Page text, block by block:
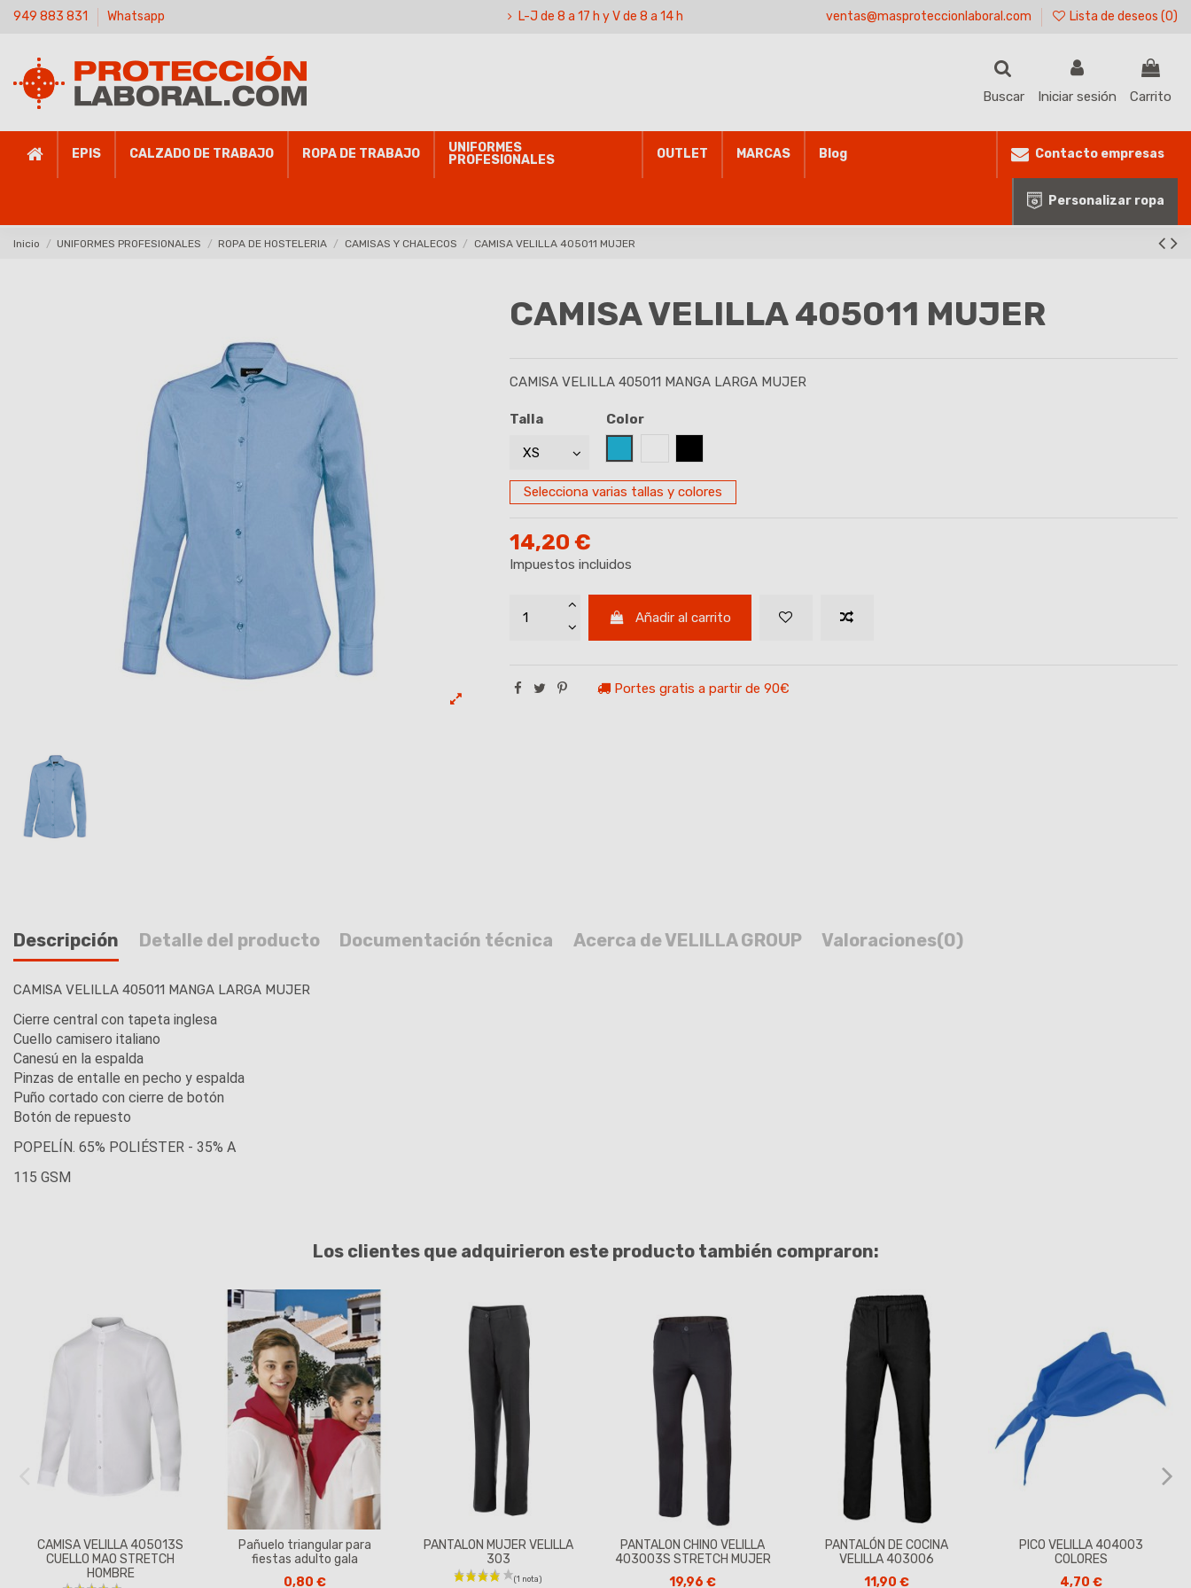
949 883 831 Whatsapp L-J de 8 a 17 h y V de 8 a 14 h ventas@masproteccionlaboral.com Lista de deseos (0)
Buscar Iniciar sesión Carrito
EPIS CALZADO DE TRABAJO ROPA DE TRABAJO
UNIFORMES
PROFESIONALES
OUTLET MARCAS Blog Contacto empresas
Personalizar ropa
Inicio UNIFORMES PROFESIONALES ROPA DE HOSTELERIA CAMISAS Y CHALECOS CAMISA VELILLA 405011 MUJER
CAMISA VELILLA 405011 MUJER
CAMISA VELILLA 405011 MANGA LARGA MUJER
Talla
Color
Selecciona varias tallas y colores
14,20 €
Impuestos incluidos
Añadir al carrito
Portes gratis a partir de 90€
Descripción Detalle del producto Documentación técnica Acerca de VELILLA GROUP Valoraciones(0)
CAMISA VELILLA 405011 MANGA LARGA MUJER
Cierre central con tapeta inglesa
Cuello camisero italiano
Canesú en la espalda
Pinzas de entalle en pecho y espalda
Puño cortado con cierre de botón
Botón de repuesto
POPELÍN. 65% POLIÉSTER - 35% A
115 GSM
Los clientes que adquirieron este producto también compraron:
CAMISA VELILLA 405013S
CUELLO MAO STRETCH
HOMBRE
Pañuelo triangular para
fiestas adulto gala
0,80 €
PANTALON MUJER VELILLA
303
PANTALON CHINO VELILLA
403003S STRETCH MUJER
19,96 €
PANTALÓN DE COCINA
VELILLA 403006
11,90 €
PICO VELILLA 404003
COLORES
4,70 €